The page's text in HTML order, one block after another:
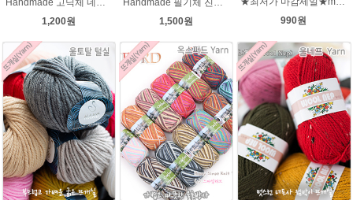
1,200원
1,500원
990원